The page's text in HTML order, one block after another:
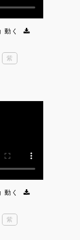
動く
紫
動く
紫